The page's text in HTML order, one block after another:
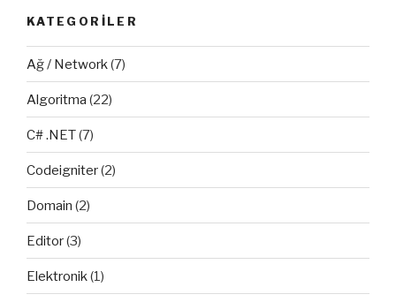
KATEGORILER
Ağ / Network(7)
Algoritma (22)
C# .NET(7)
Codeigniter(2)
Domain (2)
Editor(3)
Elektronik(1)